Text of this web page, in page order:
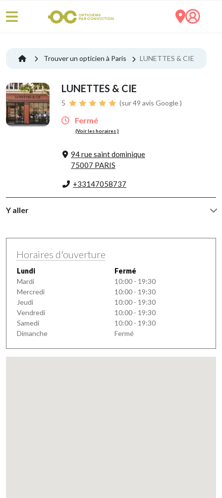
Trouver un opticien à Paris LUNETTES & CIE
LUNETTES & CIE
5 (sur 49 avis Google )
Fermé
(Voir les horaires )
94 rue saint dominique
75007 PARIS
+33147058737
Y aller
Horaires d'ouverture
Lundi
Fermé
Mardi
10:00 - 19:30
Mercredi
10:00 - 19:30
Jeudi
10:00 - 19:30
Vendredi
10:00 - 19:30
Samedi
10:00 - 19:30
Dimanche
Fermé